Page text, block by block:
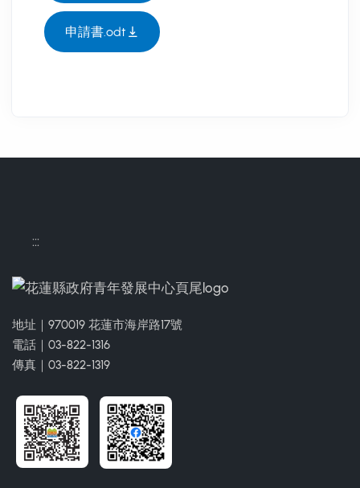
申請書.odt
:::
地址｜970019 花蓮市海岸路17號
電話｜03-822-1316
傳真｜03-822-1319